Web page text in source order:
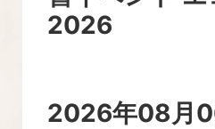
2026
2026年08月